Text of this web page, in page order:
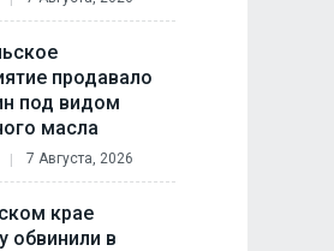
продавало
под видом
масла
7 Августа, 2026
крае
обвинили в